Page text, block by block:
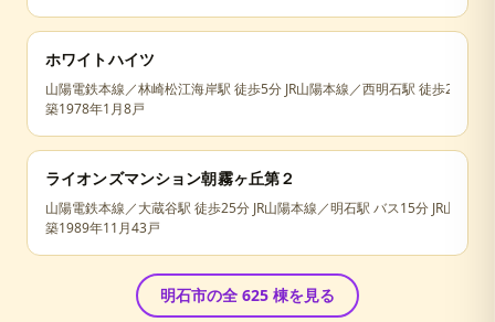
ホワイトハイツ
山陽電鉄本線／林崎松江海岸駅 徒歩5分 JR山陽本線／西明石駅 徒歩20分
築1978年1月8戸
ライオンズマンション朝霧ヶ丘第２
山陽電鉄本線／大蔵谷駅 徒歩25分 JR山陽本線／明石駅 バス15分 JR山陽
築1989年11月43戸
明石市の全 625 棟を見る